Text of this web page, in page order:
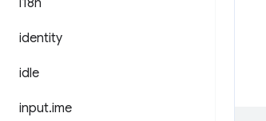
i18n
identity
idle
input.ime